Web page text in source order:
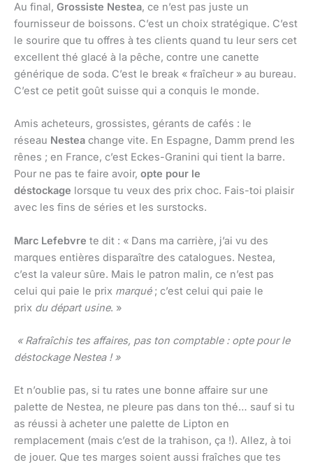
Au final, Grossiste Nestea, ce n’est pas juste un
fournisseur de boissons. C’est un choix stratégique. C’est
le sourire que tu offres à tes clients quand tu leur sers cet
excellent thé glacé à la pêche, contre une canette
générique de soda. C’est le break « fraîcheur » au bureau.
C’est ce petit goût suisse qui a conquis le monde.
Amis acheteurs, grossistes, gérants de cafés : le
réseau Nestea change vite. En Espagne, Damm prend les
rênes ; en France, c’est Eckes-Granini qui tient la barre.
Pour ne pas te faire avoir, opte pour le
déstockage lorsque tu veux des prix choc. Fais-toi plaisir
avec les fins de séries et les surstocks.
Marc Lefebvre te dit : « Dans ma carrière, j’ai vu des
marques entières disparaître des catalogues. Nestea,
c’est la valeur sûre. Mais le patron malin, ce n’est pas
celui qui paie le prix marqué; c’est celui qui paie le
prix du départ usine. »
« Rafraîchis tes affaires, pas ton comptable : opte pour le
déstockage Nestea ! »
Et n’oublie pas, si tu rates une bonne affaire sur une
palette de Nestea, ne pleure pas dans ton thé… sauf si tu
as réussi à acheter une palette de Lipton en
remplacement (mais c’est de la trahison, ça !). Allez, à toi
de jouer. Que tes marges soient aussi fraîches que tes